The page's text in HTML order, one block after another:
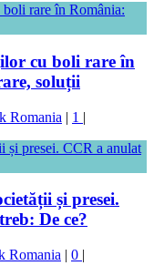
cu boli rare în
soluții
Romania | 1 |
și presei.
De ce?
Romania | 0 |